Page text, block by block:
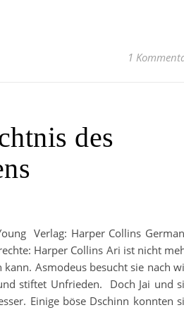
1
des
Verlag: Harper Collins
Harper Collins Ari ist nicht
Asmodeus besucht sie nach
stiftet Unfrieden. Doch Jai und
Einige böse Dschinn konnten